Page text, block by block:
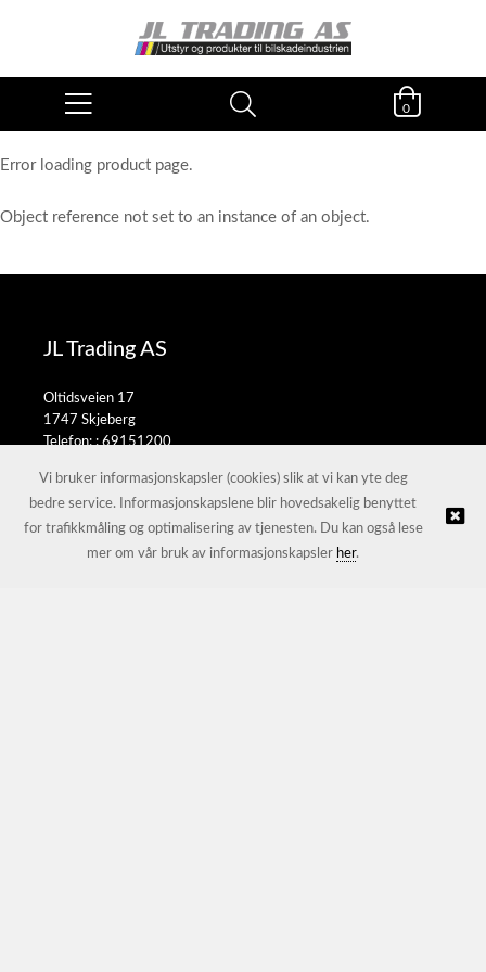
0
Error loading product page.
Object reference not set to an instance of an object.
JL Trading AS
Oltidsveien 17
1747 Skjeberg
Telefon: :69151200
© JL Trading AS |Nettbutikk levert av Kréatif
Vi bruker informasjonskapsler (cookies) slik at vi kan yte deg
bedre service. Informasjonskapslene blir hovedsakelig benyttet
for trafikkmåling og optimalisering av tjenesten. Du kan også lese
mer om vår bruk av informasjonskapsler her.